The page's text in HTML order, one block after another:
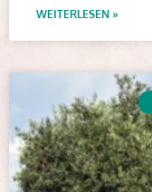
WEITERLESEN »